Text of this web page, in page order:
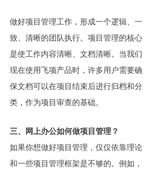
做好项目管理工作，形成一个逻辑、一
致、清晰的团队执行。项目管理的核心
是使工作内容清晰、文档清晰。当我们
现在使用飞项产品时，许多用户需要确
保文档可以在项目结束后进行归档和分
类，作为项目审查的基础。
三、网上办公如何做项目管理？
如果你想做好项目管理，仅仅依靠理论
和一些项目管理框架是不够的。例如，